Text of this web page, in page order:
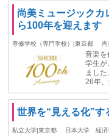
尚美ミュージックカ
ら100年を迎えます
専修学校（専門学校）|東京都 尚
音楽を
学生が
まし
26年、
世界を“見える化”す
私立大学|東京都 日本大学 経済